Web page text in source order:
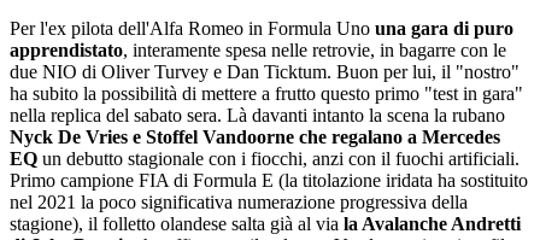
Per l'ex pilota dell'Alfa Romeo in Formula Uno una gara di puro
apprendistato, interamente spesa nelle retrovie, in bagarre con le
due NIO di Oliver Turvey e Dan Ticktum. Buon per lui, il "nostro"
ha subito la possibilità di mettere a frutto questo primo "test in gara"
nella replica del sabato sera. Là davanti intanto la scena la rubano
Nyck De Vries e Stoffel Vandoorne che regalano a Mercedes
EQ un debutto stagionale con i fiocchi, anzi con il fuochi artificiali.
Primo campione FIA di Formula E (la titolazione iridata ha sostituito
nel 2021 la poco significativa numerazione progressiva della
stagione), il folletto olandese salta già al via la Avalanche Andretti